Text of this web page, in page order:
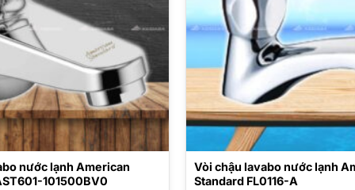
nước lạnh American
101500BV0
Vòi chậu lavabo nước lạnh
Standard FL0116-A